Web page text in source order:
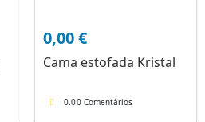
0,00€
Cama estofada Kristal
0.00 Comentários